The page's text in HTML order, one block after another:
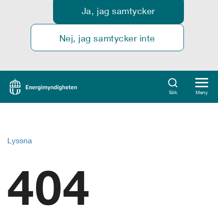
Ja, jag samtycker
Nej, jag samtycker inte
Sök Meny
Lyssna
404